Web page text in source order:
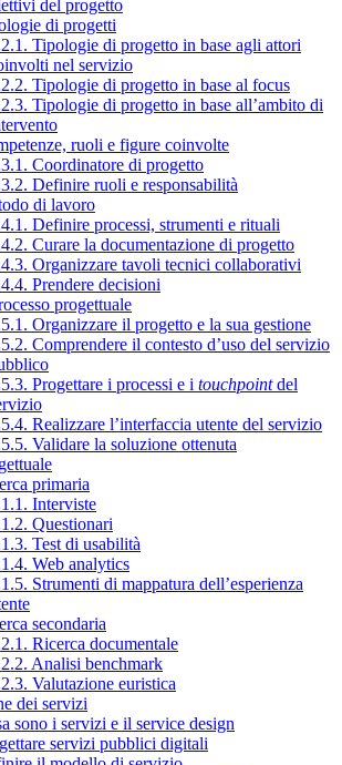
del progetto
di progetti
Tipologie di progetto in base agli attori
nel servizio
Tipologie di progetto in base al focus
Tipologie di progetto in base all’ambito di
ruoli e figure coinvolte
Coordinatore di progetto
Definire ruoli e responsabilità
di lavoro
Definire processi, strumenti e rituali
Curare la documentazione di progetto
Organizzare tavoli tecnici collaborativi
Prendere decisioni
progettuale
Organizzare il progetto e la sua gestione
Comprendere il contesto d’uso del servizio
Progettare i processi e i touchpointdel
Realizzare l’interfaccia utente del servizio
Validare la soluzione ottenuta
primaria
Interviste
Questionari
Test di usabilità
Web analytics
Strumenti di mappatura dell’esperienza
secondaria
Ricerca documentale
Analisi benchmark
Valutazione euristica
dei servizi
sono i servizi e il service design
servizi pubblici digitali